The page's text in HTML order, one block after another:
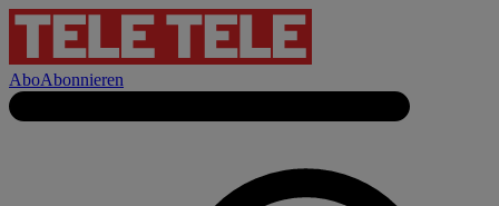
AboAbonnieren